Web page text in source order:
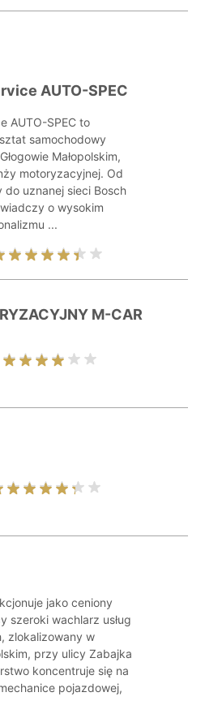
AUTO-SPEC
AUTO-SPEC to
samochodowy
Małopolskim,
motoryzacyjnej. Od
do uznanej sieci Bosch
o wysokim
...
M-CAR
jako ceniony
szeroki wachlarz usług
zlokalizowany w
przy ulicy Zabajka
koncentruje się na
pojazdowej,